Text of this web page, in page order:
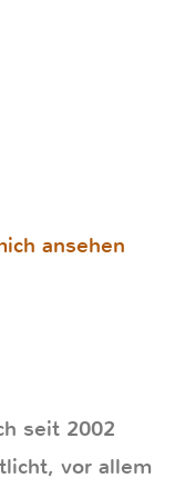
ansehen
seit 2002
vor allem